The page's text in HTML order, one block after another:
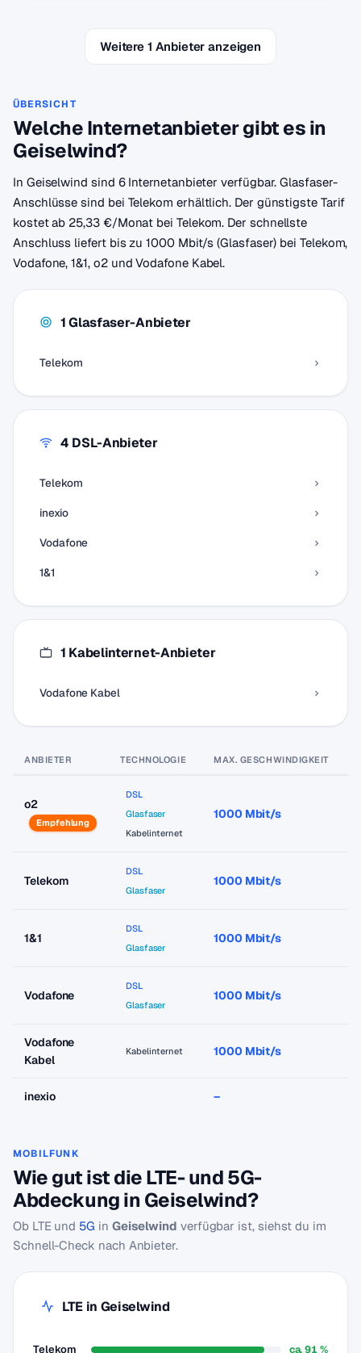
Weitere 1 Anbieter anzeigen
ÜBERSICHT
Welche Internetanbieter gibt es in
Geiselwind?
In Geiselwind sind 6 Internetanbieter verfügbar. Glasfaser-
Anschlüsse sind bei Telekom erhältlich. Der günstigste Tarif
kostet ab 25,33 €/Monat bei Telekom. Der schnellste
Anschluss liefert bis zu 1000 Mbit/s (Glasfaser) bei Telekom,
Vodafone, 1&1, o2 und Vodafone Kabel.
1 Glasfaser-Anbieter
Telekom
4 DSL-Anbieter
Telekom
inexio
Vodafone
1&1
1 Kabelinternet-Anbieter
Vodafone Kabel
ANBIETER TECHNOLOGIE MAX. GESCHWINDIGKEIT
o2
Empfehlung
DSL
Glasfaser
Kabelinternet
1000 Mbit/s
Telekom
DSL
Glasfaser
1000 Mbit/s
1&1
DSL
Glasfaser
1000 Mbit/s
Vodafone
DSL
Glasfaser
1000 Mbit/s
Vodafone
Kabel
Kabelinternet 1000 Mbit/s
inexio –
MOBILFUNK
Wie gut ist die LTE- und 5G-
Abdeckung in Geiselwind?
Ob LTE und 5G in Geiselwind verfügbar ist, siehst du im
Schnell-Check nach Anbieter.
LTE in Geiselwind
Telekom ca. 91 %